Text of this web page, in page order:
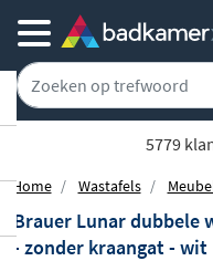
Gratis
Home Wastafels
Brauer Lunar dubbele
- zonder kraangat - wit